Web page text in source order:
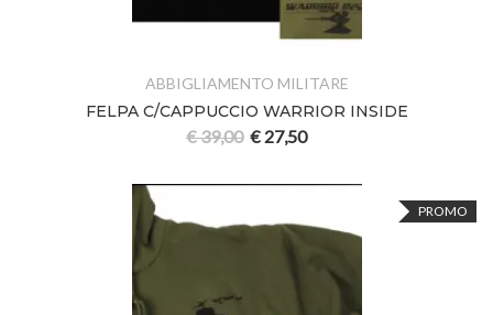
ABBIGLIAMENTO MILITARE
FELPA C/CAPPUCCIO WARRIOR INSIDE
€39,00 € 27,50
PROMO